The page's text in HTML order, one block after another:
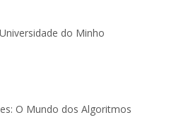
do Minho
O Mundo dos Algoritmos